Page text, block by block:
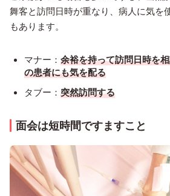
舞客と訪問日時が重なり、病人に気を
もあります。
マナー： 余裕を持って訪問日時を
の患者にも気を配る
タブー： 突然訪問する
面会は短時間ですますこと